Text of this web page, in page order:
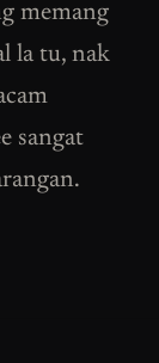
memang
la tu, nak
sangat